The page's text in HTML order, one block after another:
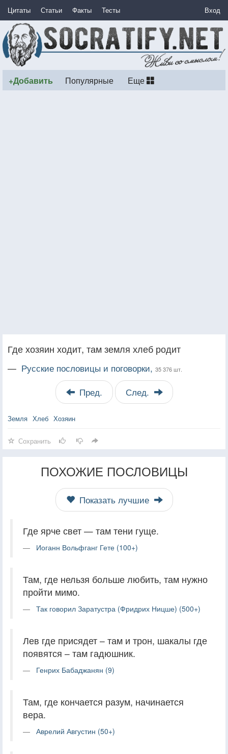
Цитаты Статьи Факты Тесты Вход
+Добавить Популярные Еще
Где хозяин ходит, там земля хлеб родит
— Русские пословицы и поговорки, 35 376 шт.
Пред. След.
Земля Хлеб Хозяин
Сохранить
ПОХОЖИЕ ПОСЛОВИЦЫ
Показать лучшие
Где ярче свет — там тени гуще.
Иоганн Вольфганг Гете (100+)
Там, где нельзя больше любить, там нужно
пройти мимо.
Так говорил Заратустра (Фридрих Ницше) (500+)
Лев где присядет – там и трон, шакалы где
появятся – там гадюшник.
Генрих Бабаджанян (9)
Там, где кончается разум, начинается
вера.
Аврелий Августин (50+)